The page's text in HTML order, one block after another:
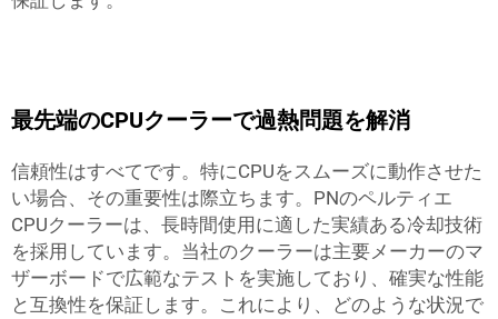
最先端のCPUクーラーで過熱問題を解消
信頼性はすべてです。特にCPUをスムーズに動作させた
い場合、その重要性は際立ちます。PNのペルティエ
CPUクーラーは、長時間使用に適した実績ある冷却技術
を採用しています。当社のクーラーは主要メーカーのマ
ザーボードで広範なテストを実施しており、確実な性能
と互換性を保証します。これにより、どのような状況で